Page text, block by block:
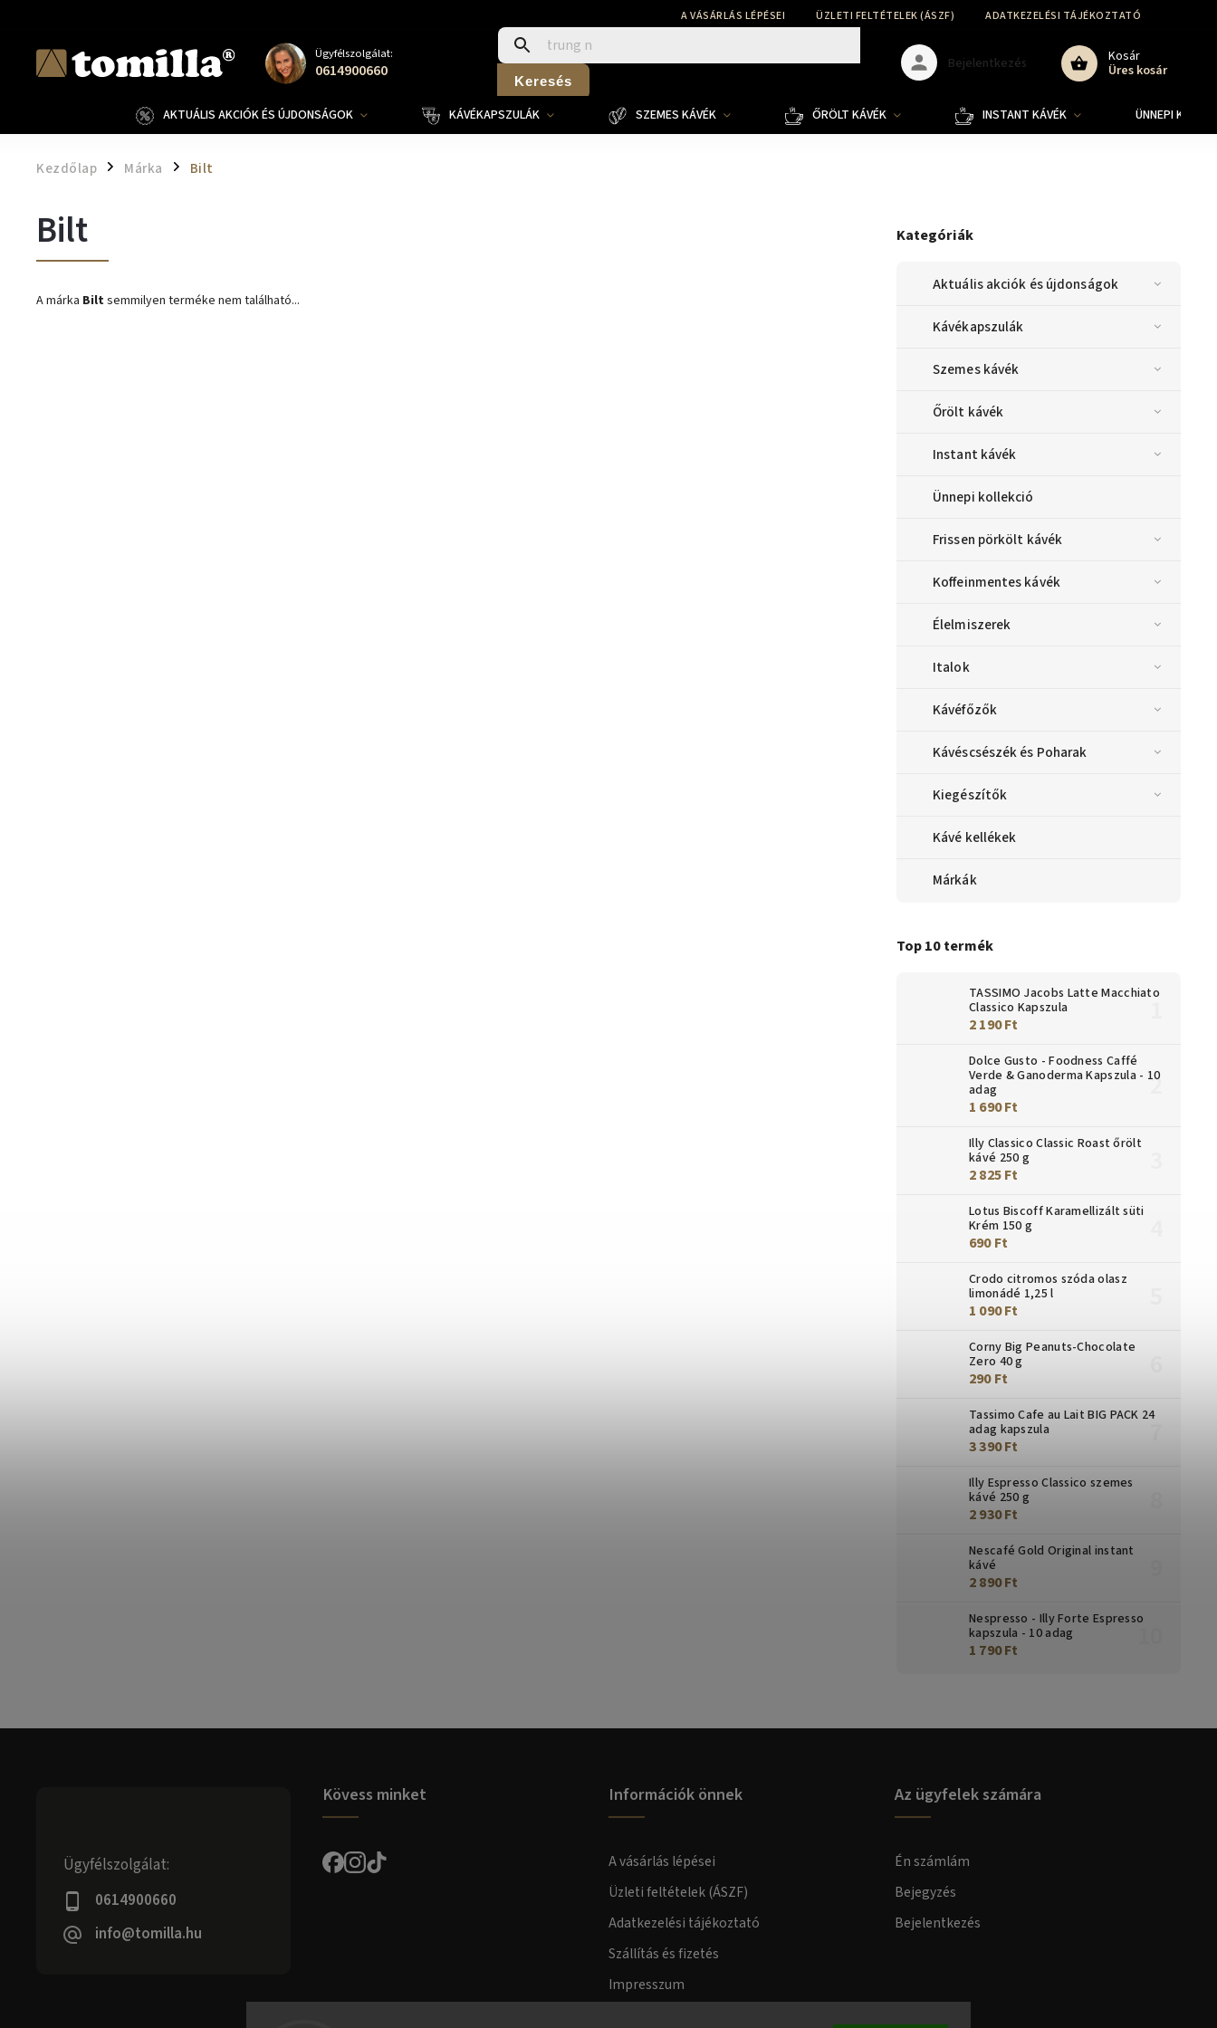
A VÁSÁRLÁS LÉPÉSEI ÜZLETI FELTÉTELEK (ÁSZF) ADATKEZELÉSI TÁJÉKOZTATÓ
Ügyfélszolgálat:
0614900660 Keresés
Kosár
Üres kosár
Bejelentkezés
AKTUÁLIS AKCIÓK ÉS ÚJDONSÁGOK KÁVÉKAPSZULÁK SZEMES KÁVÉK ŐRÖLT KÁVÉK INSTANT KÁVÉK ÜNNEPI
Kezdőlap / Márka / Bilt
Kategóriák
Aktuális akciók és újdonságok
Kávékapszulák
Szemes kávék
Őrölt kávék
Instant kávék
Ünnepi kollekció
Frissen pörkölt kávék
Koffeinmentes kávék
Élelmiszerek
Italok
Kávéfőzők
Kávéscsészék és Poharak
Kiegészítők
Kávé kellékek
Márkák
Top 10 termék
TASSIMO Jacobs Latte Macchiato
Classico Kapszula
2 190 Ft
Dolce Gusto - Foodness Caffé
Verde & Ganoderma Kapszula - 10
adag
1 690 Ft
Illy Classico Classic Roast őrölt
kávé 250 g
2 825 Ft
Lotus Biscoff Karamellizált süti
Krém 150 g
690 Ft
Crodo citromos szóda olasz
limonádé 1,25 l
1 090 Ft
Corny Big Peanuts-Chocolate
Zero 40 g
290 Ft
Tassimo Cafe au Lait BIG PACK 24
adag kapszula
3 390 Ft
Illy Espresso Classico szemes
kávé 250 g
2 930 Ft
Nescafé Gold Original instant
kávé
2 890 Ft
Nespresso - Illy Forte Espresso
kapszula - 10 adag
1 790 Ft
Bilt
A márka Biltsemmilyen terméke nem található...
Ügyfélszolgálat:
0614900660
info@tomilla.hu
Kövess minket Információk önnek
A vásárlás lépései
Üzleti feltételek (ÁSZF)
Adatkezelési tájékoztató
Szállítás és fizetés
Impresszum
Az ügyfelek számára
Én számlám
Bejegyzés
Bejelentkezés